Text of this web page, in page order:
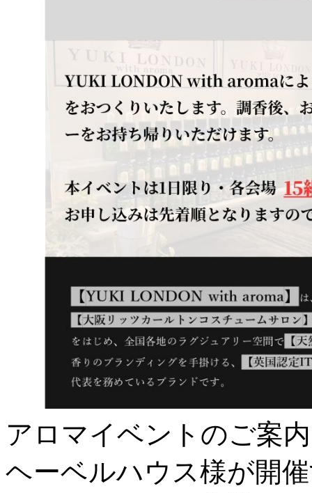
アロマイベントのご案
ヘーベルハウス様が開